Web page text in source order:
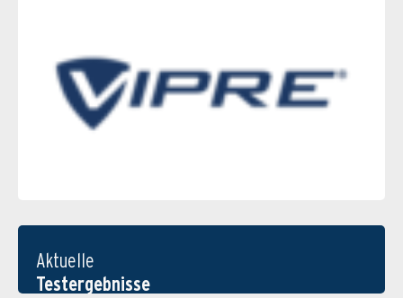
Aktuelle
Testergebnisse